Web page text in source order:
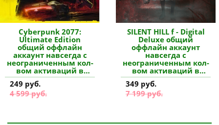
Cyberpunk 2077:
Ultimate Edition
общий оффлайн
аккаунт навсегда с
неограниченным кол-
вом активаций в
Steam купить
249 руб.
4 599 руб.
SILENT HILL f - Digital
Deluxe общий
оффлайн аккаунт
навсегда с
неограниченным кол-
вом активаций в
Steam купить
349 руб.
7 199 руб.